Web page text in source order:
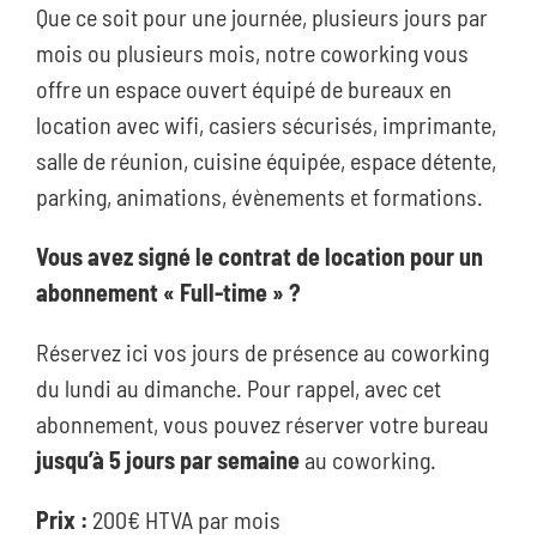
Que ce soit pour une journée, plusieurs jours par
mois ou plusieurs mois, notre coworking vous
offre un espace ouvert équipé de bureaux en
location avec wifi, casiers sécurisés, imprimante,
salle de réunion, cuisine équipée, espace détente,
parking, animations, évènements et formations.
Vous avez signé le contrat de location pour un
abonnement « Full-time » ?
Réservez ici vos jours de présence au coworking
du lundi au dimanche. Pour rappel, avec cet
abonnement, vous pouvez réserver votre bureau
jusqu’à 5 jours par semaine au coworking.
Prix : 200€ HTVA par mois